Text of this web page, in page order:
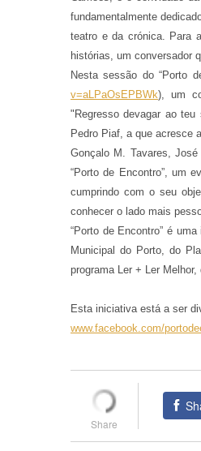
fundamentalmente
teatro e da crónica. Para
histórias, um conversador
Nesta sessão do “Porto
v=aLPaOsEPBWk), um
"Regresso devagar ao
Pedro Piaf, a que acresce
Gonçalo M. Tavares,
“Porto de Encontro”, um
cumprindo com o seu
conhecer o lado mais
“Porto de Encontro” é
Municipal do Porto, do
programa Ler + Ler Melhor,
Esta iniciativa está a ser
www.facebook.com/